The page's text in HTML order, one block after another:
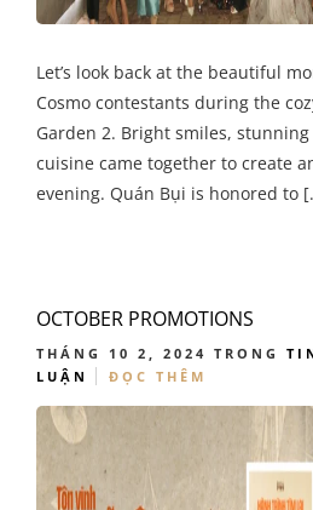
Let’s look back at the beautiful
Cosmo contestants during the
Garden 2. Bright smiles,
cuisine came together to create
evening. Quán Bụi is honored to
OCTOBER PROMOTIONS
THÁNG 10 2, 2024 TRONG
LUẬN
ĐỌC THÊM